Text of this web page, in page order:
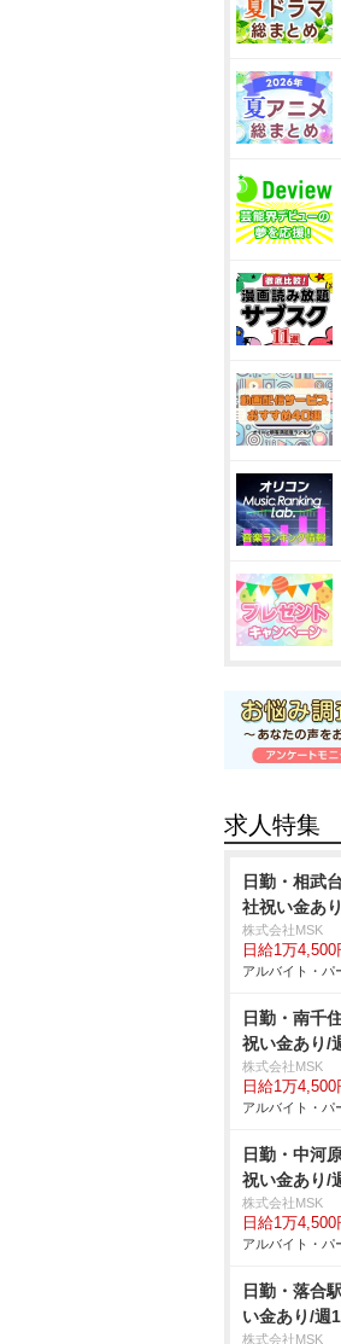
求人特集
日勤・相武
社祝い金あ
株式会社MSK
日給1万4,500
アルバイト・パ
日勤・南千
祝い金あり/
株式会社MSK
日給1万4,500
アルバイト・パ
日勤・中河
祝い金あり/
株式会社MSK
日給1万4,500
アルバイト・パ
日勤・落合
い金あり/週
株式会社MSK